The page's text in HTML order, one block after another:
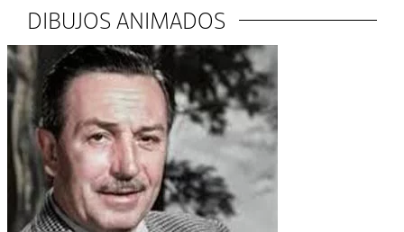
DIBUJOS ANIMADOS